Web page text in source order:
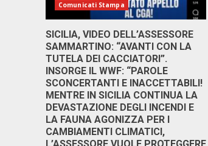
Comunicati Stampa
SICILIA, VIDEO DELL’ASSESSORE
SAMMARTINO: “AVANTI CON LA
TUTELA DEI CACCIATORI”.
INSORGE IL WWF: “PAROLE
SCONCERTANTI E INACCETTABILI!
MENTRE IN SICILIA CONTINUA LA
DEVASTAZIONE DEGLI INCENDI E
LA FAUNA AGONIZZA PER I
CAMBIAMENTI CLIMATICI,